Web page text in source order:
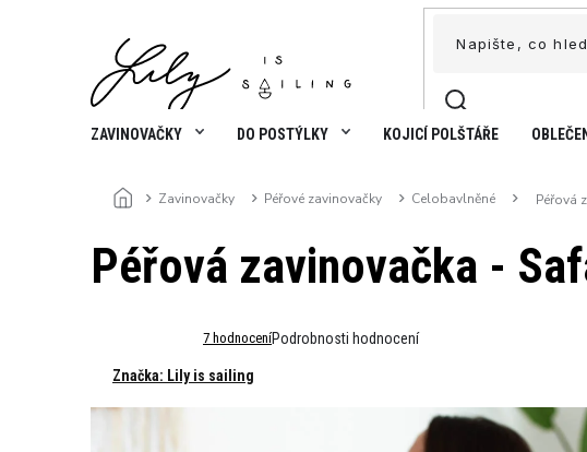
ZAVINOVAČKY DO POSTÝLKY KOJICÍ POLŠTÁŘE OBLEČENÍ
Domů Zavinovačky Péřové zavinovačky Celobavlněné Péřová
Péřová zavinovačka -
produktu
7 hodnoceníPodrobnosti hodnocení
Značka: Lily is sailing